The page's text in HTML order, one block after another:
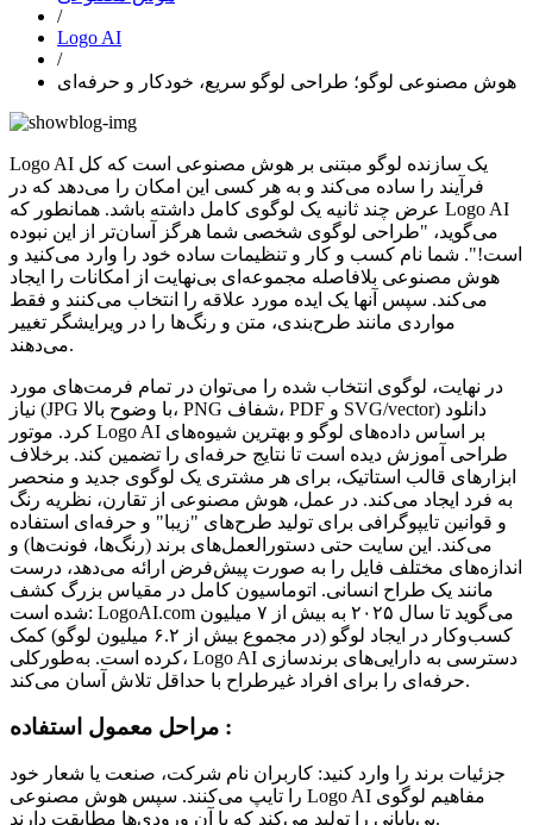
/
Logo AI
/
هوش مصنوعی لوگو؛ طراحی لوگو سریع، خودکار و حرفه‌ای
Logo AI یک سازنده لوگو مبتنی بر هوش مصنوعی است که کل
فرآیند را ساده می‌کند و به هر کسی این امکان را می‌دهد که در
عرض چند ثانیه یک لوگوی کامل داشته باشد. همانطور که Logo AI
می‌گوید، "طراحی لوگوی شخصی شما هرگز آسان‌تر از این نبوده
است!". شما نام کسب و کار و تنظیمات ساده خود را وارد می‌کنید و
هوش مصنوعی بلافاصله مجموعه‌ای بی‌نهایت از امکانات را ایجاد
می‌کند. سپس آنها یک ایده مورد علاقه را انتخاب می‌کنند و فقط
مواردی مانند طرح‌بندی، متن و رنگ‌ها را در ویرایشگر تغییر
می‌دهند.
در نهایت، لوگوی انتخاب شده را می‌توان در تمام فرمت‌های مورد
نیاز (JPG با وضوح بالا، PNG شفاف، PDF و SVG/vector) دانلود
کرد. موتور Logo AI بر اساس داده‌های لوگو و بهترین شیوه‌های
طراحی آموزش دیده است تا نتایج حرفه‌ای را تضمین کند. برخلاف
ابزارهای قالب استاتیک، برای هر مشتری یک لوگوی جدید و منحصر
به فرد ایجاد می‌کند. در عمل، هوش مصنوعی از تقارن، نظریه رنگ
و قوانین تایپوگرافی برای تولید طرح‌های "زیبا" و حرفه‌ای استفاده
می‌کند. این سایت حتی دستورالعمل‌های برند (رنگ‌ها، فونت‌ها) و
اندازه‌های مختلف فایل را به صورت پیش‌فرض ارائه می‌دهد، درست
مانند یک طراح انسانی. اتوماسیون کامل در مقیاس بزرگ کشف
شده است: LogoAI.com می‌گوید تا سال ۲۰۲۵ به بیش از ۷ میلیون
کسب‌وکار در ایجاد لوگو (در مجموع بیش از ۶.۲ میلیون لوگو) کمک
کرده است. به‌طورکلی، Logo AI دسترسی به دارایی‌های برندسازی
حرفه‌ای را برای افراد غیرطراح با حداقل تلاش آسان می‌کند.
مراحل معمول استفاده :
جزئیات برند را وارد کنید: کاربران نام شرکت، صنعت یا شعار خود
را تایپ می‌کنند. سپس هوش مصنوعی Logo AI مفاهیم لوگوی
بی‌پایانی را تولید می‌کند که با آن ورودی‌ها مطابقت دارند.